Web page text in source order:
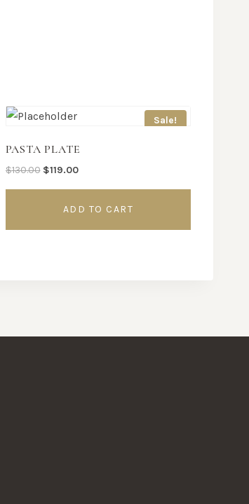
Sale!
PASTA PLATE
$130.00 $119.00
ADD TO CART